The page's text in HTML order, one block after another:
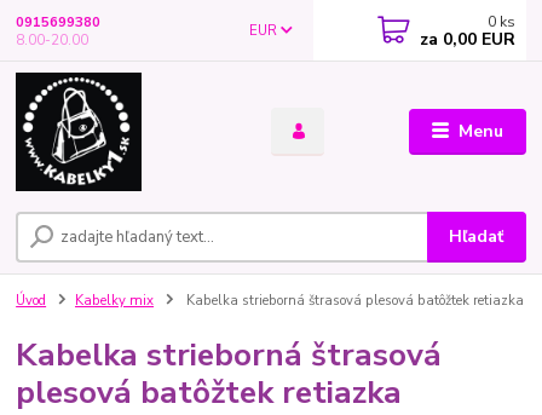
Menu
EUR
Hľadať
0915699380
8.00-20.00
0 ks
za 0,00 EUR
Úvod Kabelky mix Kabelka strieborná štrasová plesová batôžtek retiazka
Kabelka strieborná štrasová
plesová batôžtek retiazka